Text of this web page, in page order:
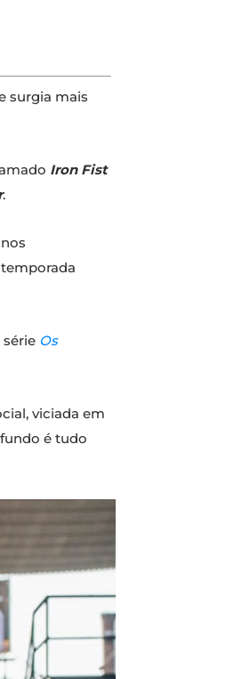
surgia mais
Iron Fist
.
Os
viciada em
é tudo